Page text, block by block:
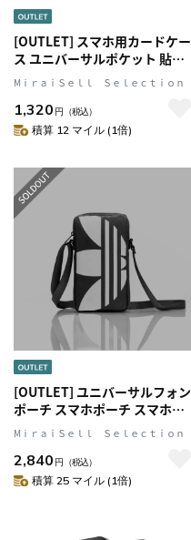
[OUTLET] スマホ用カードケー
ス ユニバーサルポケット 貼り
付けタイプ SAMBA(サンバ)シ
リーズ Black(ブラッ
ク)/White(ホワイト) ロゴ 繰り
返し使用可能な接着素材
MⅰｒａｉＳｅｌｌ Ｓｅｌｅｃｔｉｏｎ
1,320 円 （税込）
積算 12 マイル (1倍)
[OUTLET] ユニバーサルフォン
ポーチ スマホポーチ スマホシ
ョルダー Universal Pouch Big
ク)/White(ホワイト) adidas
Originals[アディダス オリジナ
MⅰｒａｉＳｅｌｌ Ｓｅｌｅｃｔｉｏｎ
2,840 円 （税込）
積算 25 マイル (1倍)